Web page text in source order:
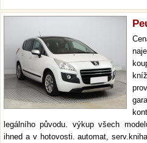
legálního původu. výkup všech
ihned a v hotovosti. automat,